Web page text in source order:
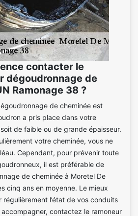
contacter le
dégoudronnage de
Ramonage 38 ?
de cheminée est
a pris place dans votre
de faible ou de grande épaisseur.
votre cheminée, vous ne
Cependant, pour prévenir toute
il est préférable de
de cheminée à Moretel De
cinq ans en moyenne. Le mieux
l’état de vos conduits
contactez le ramoneur